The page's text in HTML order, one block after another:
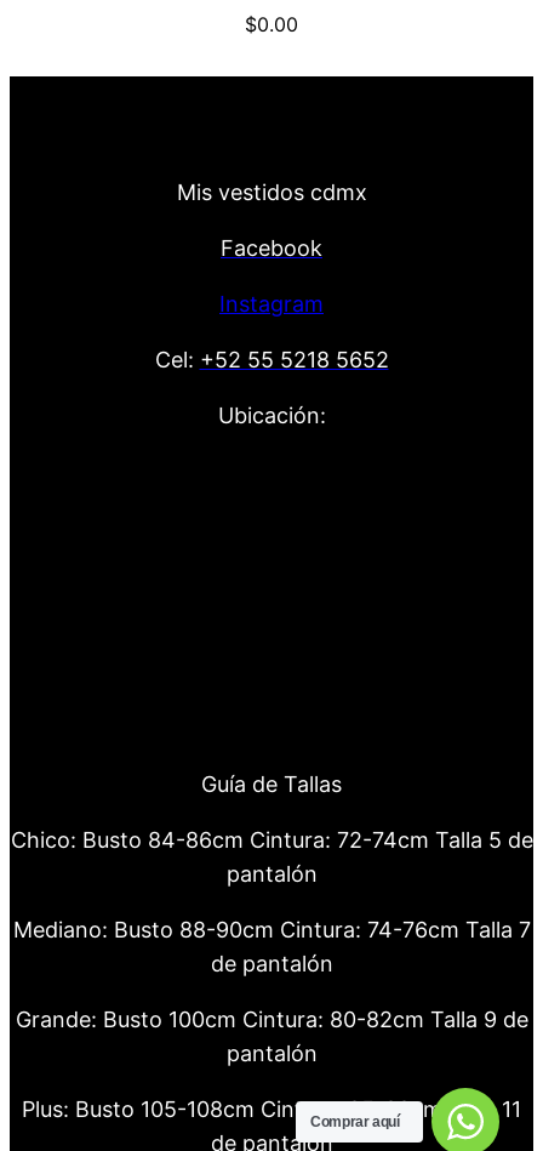
$0.00
Mis vestidos cdmx
Facebook
Instagram
Cel: +52 55 5218 5652
Ubicación:
Guía de Tallas
Chico: Busto 84-86cm Cintura: 72-74cm Talla 5 de
pantalón
Mediano: Busto 88-90cm Cintura: 74-76cm Talla 7
de pantalón
Grande: Busto 100cm Cintura: 80-82cm Talla 9 de
pantalón
Plus: Busto 105-108cm Cintura: 85-88cm Talla 11
de pantalón
Comprar aquí